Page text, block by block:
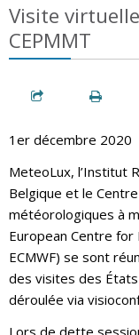
Visite
CEPMMT
1er décembre 2020
MeteoLux, l’Institut
Belgique et le
météorologiques à
European Centre
ECMWF) se sont
des visites des États
déroulée via
Lors de dette